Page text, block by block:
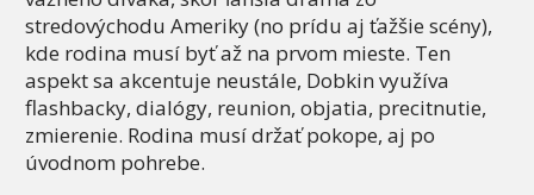
stredovýchodu Ameriky (no prídu aj ťažšie scény),
kde rodina musí byť až na prvom mieste. Ten
aspekt sa akcentuje neustále, Dobkin využíva
flashbacky, dialógy, reunion, objatia, precitnutie,
zmierenie. Rodina musí držať pokope, aj po
úvodnom pohrebe.